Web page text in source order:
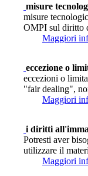
misure
misure
OMPI sul diritto
Maggiori
eccezione o
eccezioni o
"fair dealing",
Maggiori
i diritti
Potresti aver
utilizzare il
Maggiori